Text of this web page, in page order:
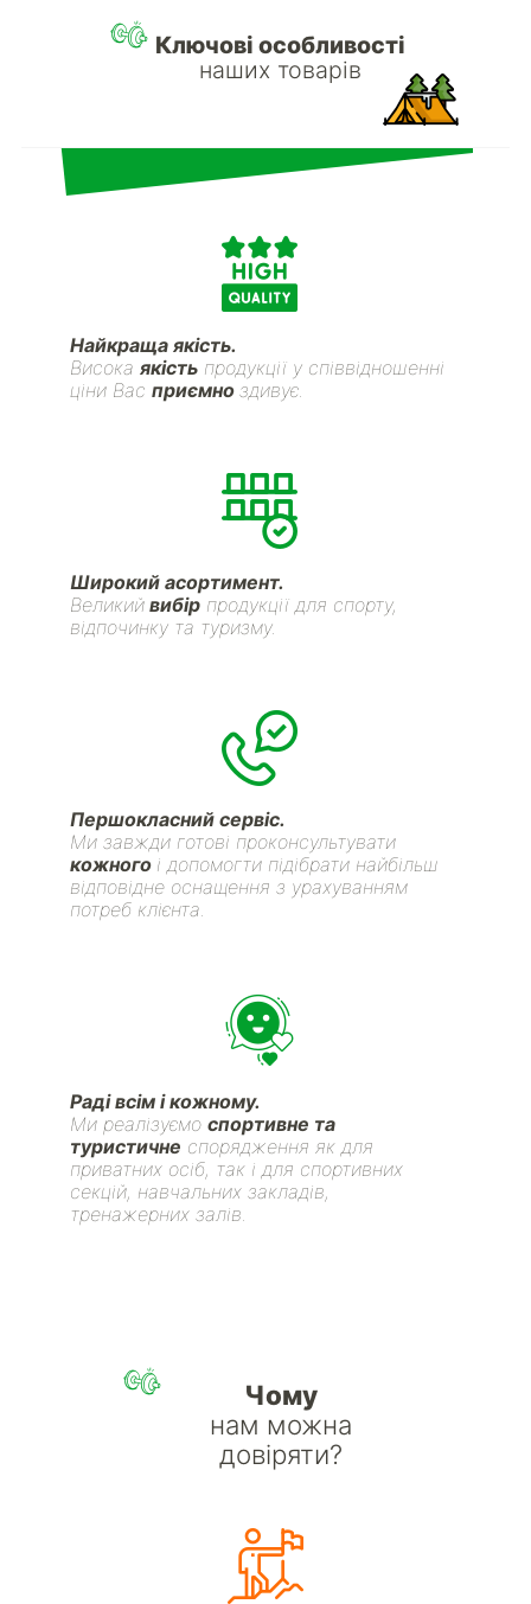
Ключові особливості
наших товарів
Найкраща якість.
Висока якість продукції у співвідношенні
ціни Вас приємно здивує.
Широкий асортимент.
Великий вибір продукції для спорту,
відпочинку та туризму.
Першокласний сервіс.
Ми завжди готові проконсультувати
кожного і допомогти підібрати найбільш
відповідне оснащення з урахуванням
потреб клієнта.
Раді всім і кожному.
Ми реалізуємо спортивне та
туристичне спорядження як для
приватних осіб, так і для спортивних
секцій, навчальних закладів,
тренажерних залів.
Чому
нам можна
довіряти?